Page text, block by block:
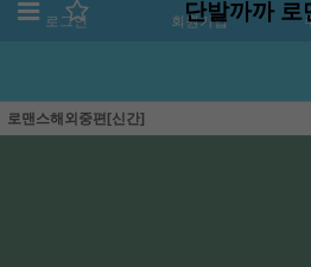
로그인 회원가입
단발까까 로
로맨스해외중편[신간]